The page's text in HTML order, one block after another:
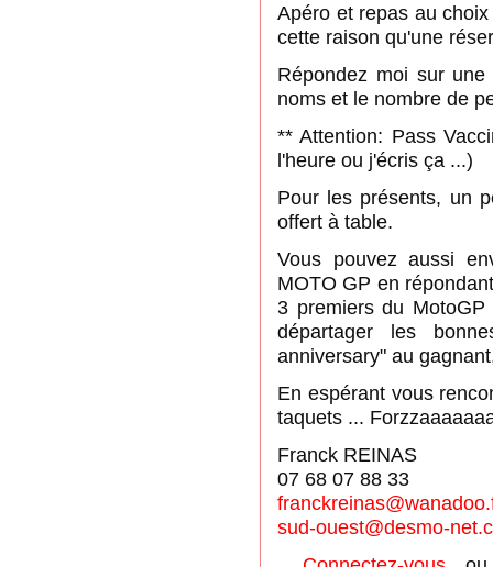
Apéro et repas au
cette raison qu'une
Répondez moi sur
noms et le nombre de
** Attention: Pass
l'heure ou j'écris ça ...)
Pour les présents, un
offert à table.
Vous pouvez aussi
MOTO GP en
3 premiers du
départager les
anniversary" au
En espérant vous
taquets ...
Franck REINAS
07 68 07 88 33
sud-ouest@desmo-